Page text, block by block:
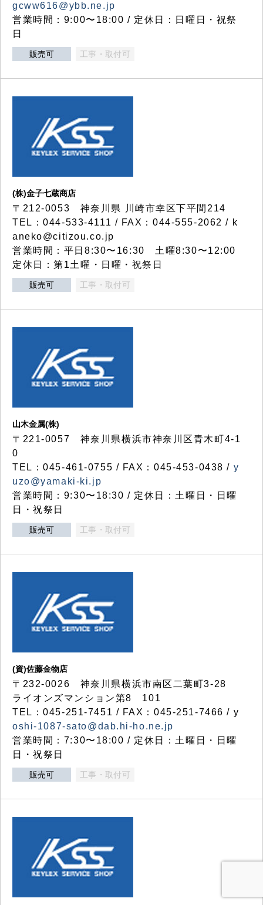
gcww616@ybb.ne.jp
営業時間：9:00〜18:00 / 定休日：日曜日・祝祭
日
販売可 工事・取付可
(株)金子七蔵商店
〒212-0053 神奈川県 川崎市幸区下平間214
TEL：044-533-4111 / FAX：044-555-2062 / k
aneko@citizou.co.jp
営業時間：平日8:30〜16:30 土曜8:30〜12:00
定休日：第1土曜・日曜・祝祭日
販売可 工事・取付可
山木金属(株)
〒221-0057 神奈川県横浜市神奈川区青木町4-1
0
TEL：045-461-0755 / FAX：045-453-0438 / y
uzo@yamaki-ki.jp
営業時間：9:30〜18:30 / 定休日：土曜日・日曜
日・祝祭日
販売可 工事・取付可
(資)佐藤金物店
〒232-0026 神奈川県横浜市南区二葉町3-28
ライオンズマンション第8 101
TEL：045-251-7451 / FAX：045-251-7466 / y
oshi-1087-sato@dab.hi-ho.ne.jp
営業時間：7:30〜18:00 / 定休日：土曜日・日曜
日・祝祭日
販売可 工事・取付可